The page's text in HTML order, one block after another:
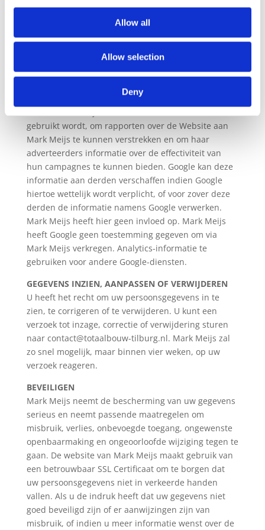
Allow all
Allow selection
Deny
Meijs bij Google zoekresultaatpagina’s zijn. De aldus
adres van uw computer (IP-adres), overgebracht naar
en door Google opgeslagen op servers in de
Verenigde Staten. Lees het privacybeleid van Google
van Google Analytics hier aan. Google gebruikt deze
gebruikt wordt, om rapporten over de Website aan
Mark Meijs te kunnen verstrekken en om haar
adverteerders informatie over de effectiviteit van
hun campagnes te kunnen bieden. Google kan deze
informatie aan derden verschaffen indien Google
hiertoe wettelijk wordt verplicht, of voor zover deze
derden de informatie namens Google verwerken.
Mark Meijs heeft hier geen invloed op. Mark Meijs
heeft Google geen toestemming gegeven om via
Mark Meijs verkregen. Analytics-informatie te
gebruiken voor andere Google-diensten.
GEGEVENS INZIEN, AANPASSEN OF VERWIJDEREN
U heeft het recht om uw persoonsgegevens in te
zien, te corrigeren of te verwijderen. U kunt een
verzoek tot inzage, correctie of verwijdering sturen
naar contact@totaalbouw-tilburg.nl. Mark Meijs zal
zo snel mogelijk, maar binnen vier weken, op uw
verzoek reageren.
BEVEILIGEN
Mark Meijs neemt de bescherming van uw gegevens
serieus en neemt passende maatregelen om
misbruik, verlies, onbevoegde toegang, ongewenste
openbaarmaking en ongeoorloofde wijziging tegen te
gaan. De website van Mark Meijs maakt gebruik van
een betrouwbaar SSL Certificaat om te borgen dat
uw persoonsgegevens niet in verkeerde handen
vallen. Als u de indruk heeft dat uw gegevens niet
goed beveiligd zijn of er aanwijzingen zijn van
misbruik, of indien u meer informatie wenst over de